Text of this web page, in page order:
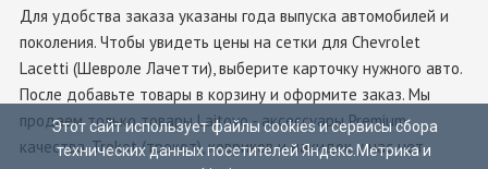
Для удобства заказа указаны года выпуска автомобилей и
поколения. Чтобы увидеть цены на сетки для Chevrolet
Lacetti (Шевроле Лачетти), выберите карточку нужного авто.
После добавьте товары в корзину и оформите заказ. Мы
продаем только товары Laitovo - аксессуары Premium
качества. Trokot (трокот), ковриков и накидок у нас нет.
Этот сайт использует файлы cookies и сервисы сбора
технических данных посетителей Яндекс.Метрика и